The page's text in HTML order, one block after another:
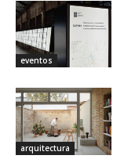
eventos
arquitectura